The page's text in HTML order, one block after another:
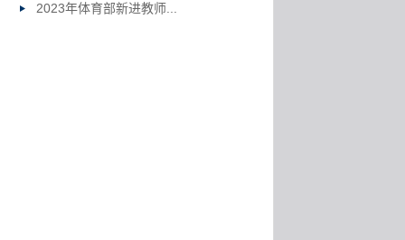
2023年体育部新进教师...